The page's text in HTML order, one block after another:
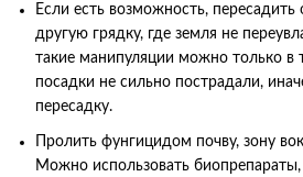
Если есть возможность,
другую грядку, где земля не
такие манипуляции можно только в
посадки не сильно пострадали,
пересадку.
Пролить фунгицидом почву, зону
Можно использовать